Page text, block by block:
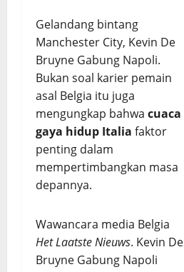
Gelandang bintang
Manchester City, Kevin De
Bruyne Gabung Napoli.
Bukan soal karier pemain
asal Belgia itu juga
mengungkap bahwa cuaca
gaya hidup Italia faktor
penting dalam
mempertimbangkan masa
depannya.
Wawancara media Belgia
Het Laatste Nieuws. Kevin De
Bruyne Gabung Napoli